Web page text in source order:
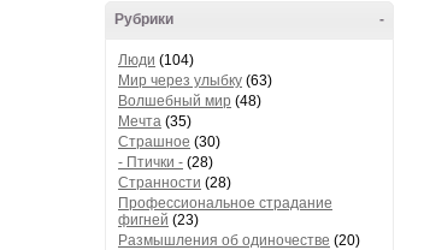
-
Рубрики
Люди (104)
Мир через улыбку (63)
Волшебный мир (48)
Мечта (35)
Страшное (30)
- Птички - (28)
Странности (28)
Профессиональное страдание
фигней (23)
Размышления об одиночестве (20)